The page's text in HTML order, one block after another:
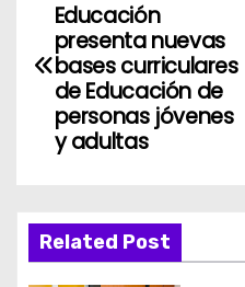
v
a
c
Educación
presenta nuevas
bases curriculares
de Educación de
personas jóvenes
y adultas
Related Post